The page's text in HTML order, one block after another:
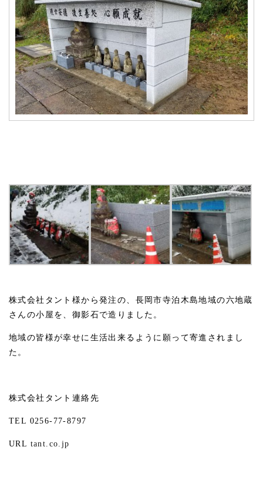
株式会社タント様から発注の、長岡市寺泊木島地域の六地蔵
さんの小屋を、御影石で造りました。
地域の皆様が幸せに生活出来るように願って寄進されまし
た。
株式会社タント連絡先
TEL 0256-77-8797
URL tant.co.jp